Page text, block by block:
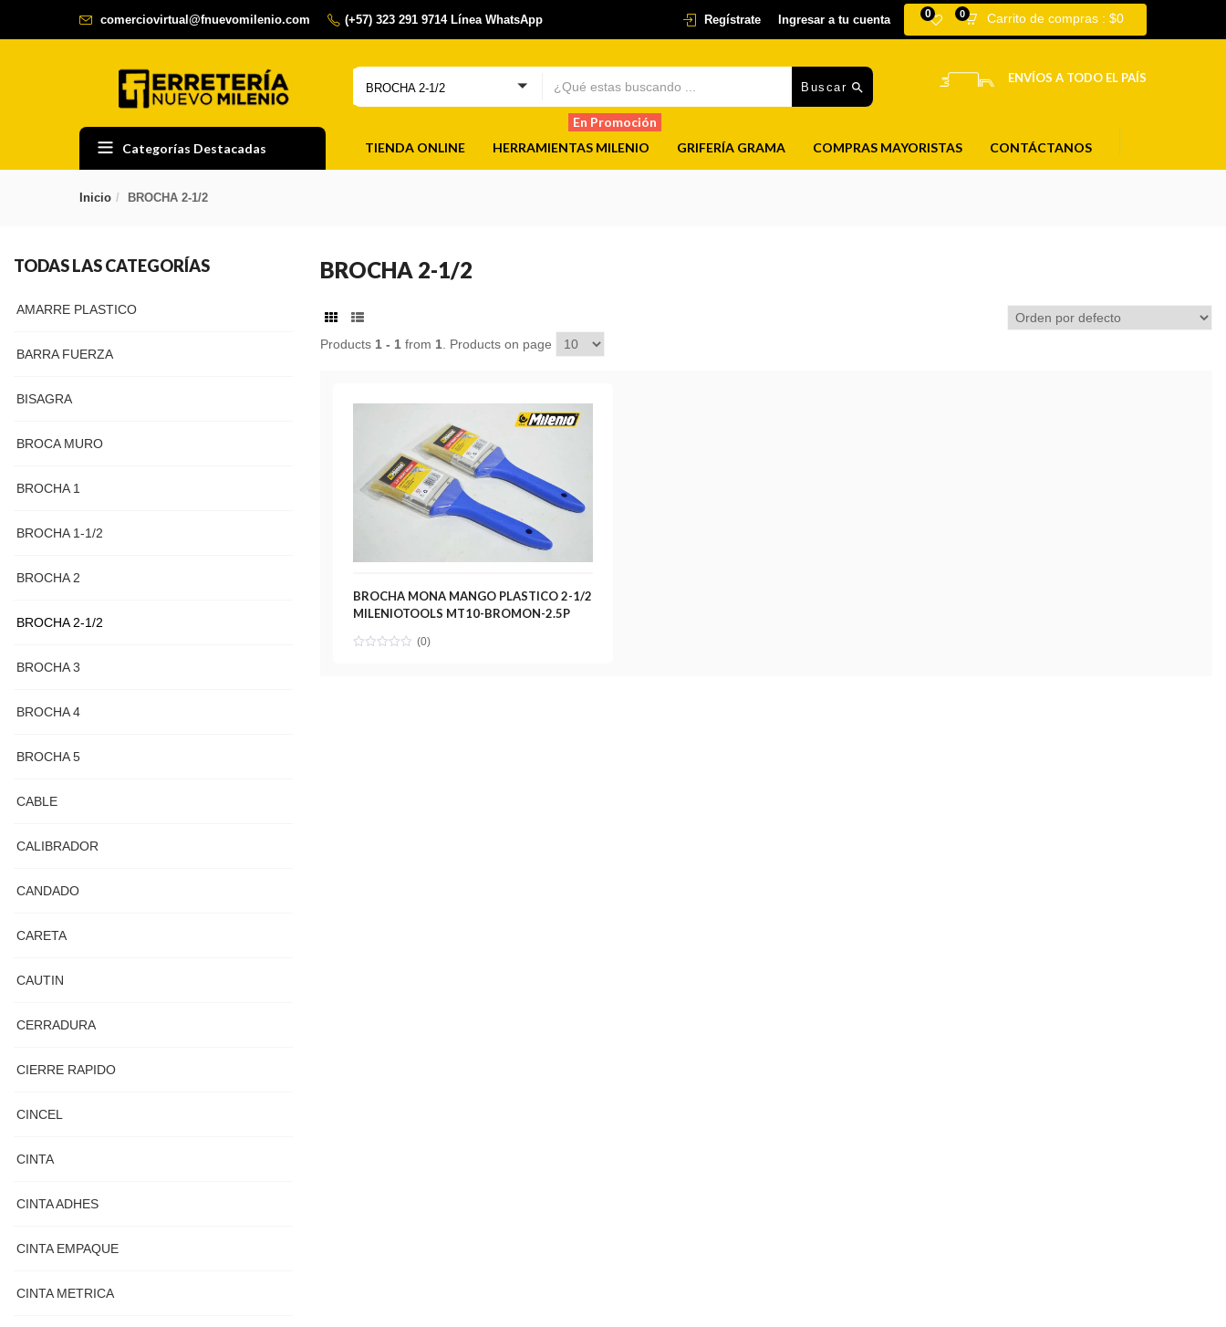
comerciovirtual@fnuevomilenio.com (+57) 323 291 9714 Línea WhatsApp Carrito de compras : $0
0
0
Regístrate Ingresar a tu cuenta
BROCHA 2-1/2 Buscar
ENVÍOS A TODO EL PAÍS
Categorías Destacadas TIENDA ONLINE
En Promoción
HERRAMIENTAS MILENIO
GRIFERÍA GRAMA COMPRAS MAYORISTAS CONTÁCTANOS
Inicio BROCHA 2-1/2
BROCHA 2-1/2
Products 1 - 1 from 1 . Products on page
BROCHA MONA MANGO PLASTICO 2-1/2
MILENIOTOOLS MT10-BROMON-2.5P
(0)
TODAS LAS CATEGORÍAS
AMARRE PLASTICO
BARRA FUERZA
BISAGRA
BROCA MURO
BROCHA 1
BROCHA 1-1/2
BROCHA 2
BROCHA 2-1/2
BROCHA 3
BROCHA 4
BROCHA 5
CABLE
CALIBRADOR
CANDADO
CARETA
CAUTIN
CERRADURA
CIERRE RAPIDO
CINCEL
CINTA
CINTA ADHES
CINTA EMPAQUE
CINTA METRICA